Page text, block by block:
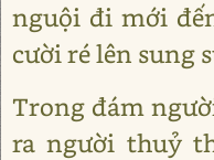
nguội đi mới
cười ré lên sung
Trong đám
ra người thuỷ